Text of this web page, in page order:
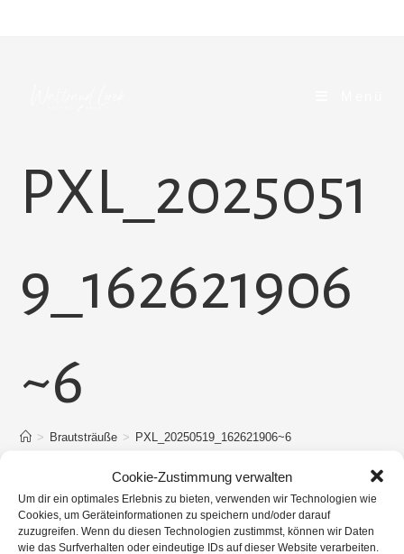
Cookie-Zustimmung verwalten
Um dir ein optimales Erlebnis zu bieten, verwenden wir Technologien wie
Cookies, um Geräteinformationen zu speichern und/oder darauf
zuzugreifen. Wenn du diesen Technologien zustimmst, können wir Daten
wie das Surfverhalten oder eindeutige IDs auf dieser Website verarbeiten.
PXL_2025051
9_162621906
~6
> Brautsträuße > PXL_20250519_162621906~6